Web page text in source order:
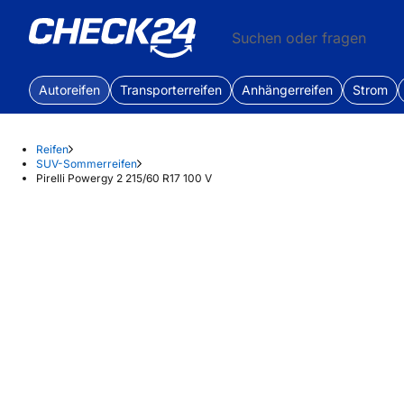
Suchen oder fragen
Autoreifen Transporterreifen Anhängerreifen Strom
Reifen
SUV-Sommerreifen
Pirelli Powergy 2 215/60 R17 100 V